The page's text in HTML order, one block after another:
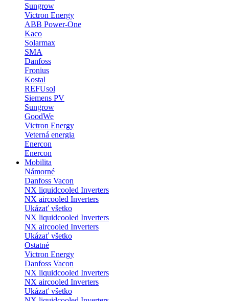
Sungrow
Victron Energy
ABB Power-One
Kaco
Solarmax
SMA
Danfoss
Fronius
Kostal
REFUsol
Siemens PV
Sungrow
GoodWe
Victron Energy
Veterná energia
Enercon
Enercon
Mobilita
Námorné
Danfoss Vacon
NX liquidcooled Inverters
NX aircooled Inverters
Ukázať všetko
NX liquidcooled Inverters
NX aircooled Inverters
Ukázať všetko
Ostatné
Victron Energy
Danfoss Vacon
NX liquidcooled Inverters
NX aircooled Inverters
Ukázať všetko